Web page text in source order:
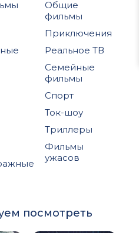
Общие
фильмы
Приключения
Реальное ТВ
Семейные
фильмы
Спорт
Ток-шоу
Триллеры
Фильмы
ужасов
посмотреть